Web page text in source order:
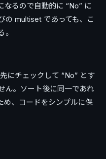
なるので自動的に “No” に
の multiset であっても、こ
にチェックして “No” とす
ん。ソート後に同一であれ
め、コードをシンプルに保